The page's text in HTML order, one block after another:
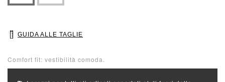
GUIDA ALLE TAGLIE
Comfort fit: vestibilità comoda.